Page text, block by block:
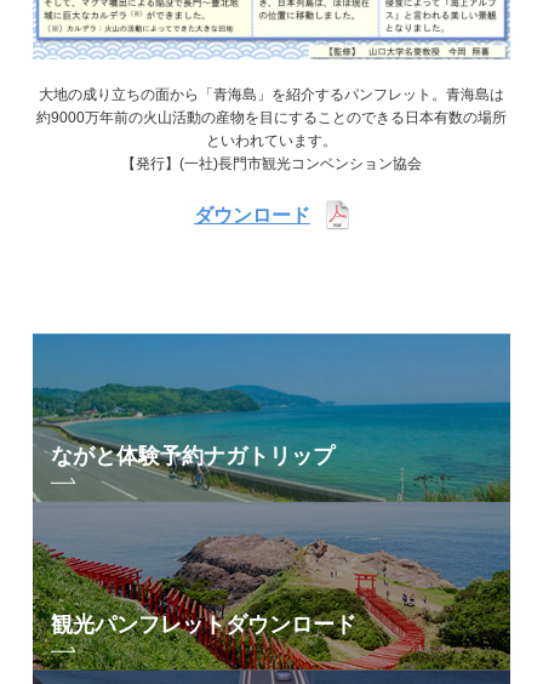
大地の成り立ちの面から「青海島」を紹介するパンフレット。青海島は
約9000万年前の火山活動の産物を目にすることのできる日本有数の場所
といわれています。
【発行】(一社)長門市観光コンベンション協会
ダウンロード
ながと体験予約ナガトリップ
観光パンフレットダウンロード